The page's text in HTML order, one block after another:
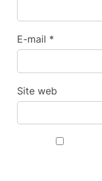
E-mail *
Site web